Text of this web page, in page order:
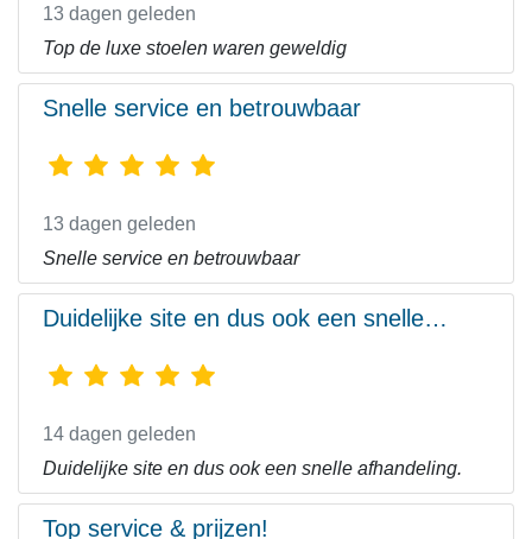
13 dagen geleden
Top de luxe stoelen waren geweldig
Snelle service en betrouwbaar
13 dagen geleden
Snelle service en betrouwbaar
Duidelijke site en dus ook een snelle…
14 dagen geleden
Duidelijke site en dus ook een snelle afhandeling.
Top service & prijzen!